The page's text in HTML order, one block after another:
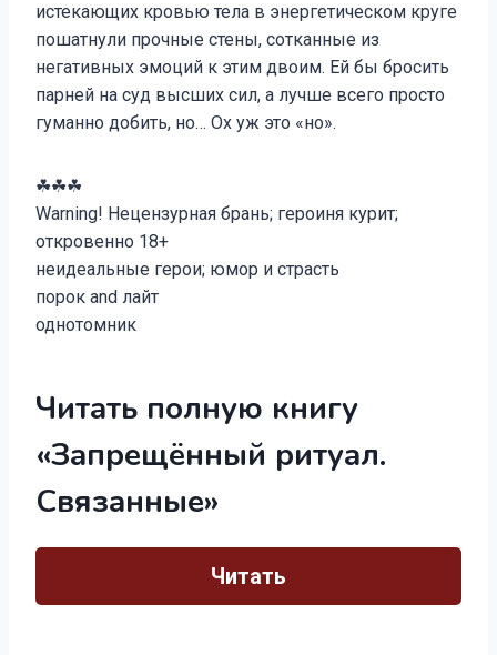
истекающих кровью тела в энергетическом круге
пошатнули прочные стены, сотканные из
негативных эмоций к этим двоим. Ей бы бросить
парней на суд высших сил, а лучше всего просто
гуманно добить, но… Ох уж это «но».
☘☘☘
Warning! Нецензурная брань; героиня курит;
откровенно 18+
неидеальные герои; юмор и страсть
порок and лайт
однотомник
Читать полную книгу
«Запрещённый ритуал.
Связанные»
Читать